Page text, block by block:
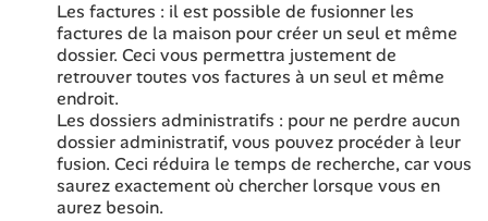
Les factures : il est possible de fusionner les
factures de la maison pour créer un seul et même
dossier. Ceci vous permettra justement de
retrouver toutes vos factures à un seul et même
endroit.
Les dossiers administratifs : pour ne perdre aucun
dossier administratif, vous pouvez procéder à leur
fusion. Ceci réduira le temps de recherche, car vous
saurez exactement où chercher lorsque vous en
aurez besoin.